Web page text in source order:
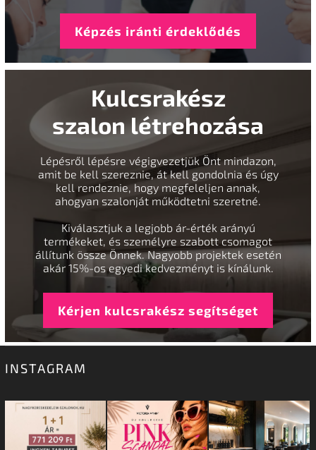
Képzés iránti érdeklődés
Kulcsrakész
szalon létrehozása
Lépésről lépésre végigvezetjük Önt mindazon,
amit be kell szereznie, át kell gondolnia és úgy
kell rendeznie, hogy megfeleljen annak,
ahogyan szalonját működtetni szeretné.
Kiválasztjuk a legjobb ár-érték arányú
termékeket, és személyre szabott csomagot
állítunk össze Önnek. Nagyobb projektek esetén
akár 15%-os egyedi kedvezményt is kínálunk.
Kérjen kulcsrakész segítséget
INSTAGRAM